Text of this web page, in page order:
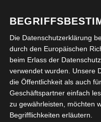
VERÖFFENTLICHT IN:
Beitragsnavigation
←
Ivica Lukanic im
Die Datenschutzerklärung
durch den Europäischen
beim Erlass der
verwendet wurden. Unsere
die Öffentlichkeit als auch
Geschäftspartner einfach
zu gewährleisten, möchten
Begrifflichkeiten erläutern.